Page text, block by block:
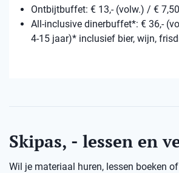
Ontbijtbuffet: € 13,- (volw.) / €
All-inclusive dinerbuffet*: € 36,-
4-15 jaar)* inclusief bier, wijn,
Skipas, - lessen en
Wil je materiaal huren, lessen boeken